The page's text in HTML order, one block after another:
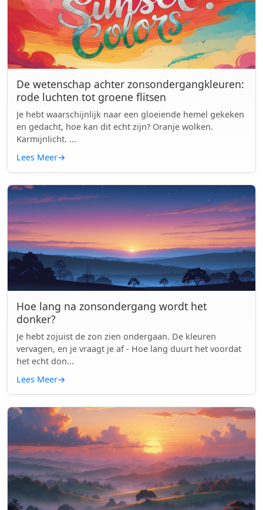
De wetenschap achter zonsondergangkleuren:
rode luchten tot groene flitsen
Je hebt waarschijnlijk naar een gloeiende hemel gekeken
en gedacht, hoe kan dit echt zijn? Oranje wolken.
Karmijnlicht. ...
Lees Meer→
Hoe lang na zonsondergang wordt het
donker?
Je hebt zojuist de zon zien ondergaan. De kleuren
vervagen, en je vraagt je af - Hoe lang duurt het voordat
het echt don...
Lees Meer→